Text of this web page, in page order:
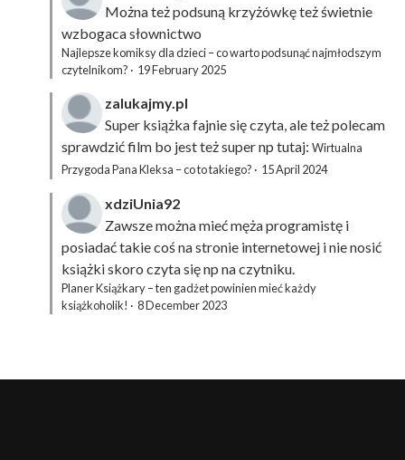
Można też podsuną krzyżówkęteż świetnie
wzbogaca słownictwo
Najlepsze komiksy dla dzieci – co warto podsunąć najmłodszym
czytelnikom? · 19 February 2025
zalukajmy.pl
Super książka fajnie się czyta, ale też polecam
sprawdzić film bo jest też super np tutaj: Wirtualna
Przygoda Pana Kleksa – co to takiego? · 15 April 2024
xdziUnia92
Zawsze można mieć męża programistę i
posiadać takie coś na stronie internetowej i nie nosić
książki skoro czyta się np na czytniku.
Planer Książkary – ten gadżet powinien mieć każdy
książkoholik! · 8 December 2023